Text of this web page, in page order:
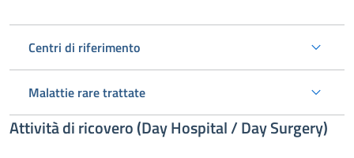
Centri di riferimento
Malattie rare trattate
Attività di ricovero (Day Hospital / Day Surgery)